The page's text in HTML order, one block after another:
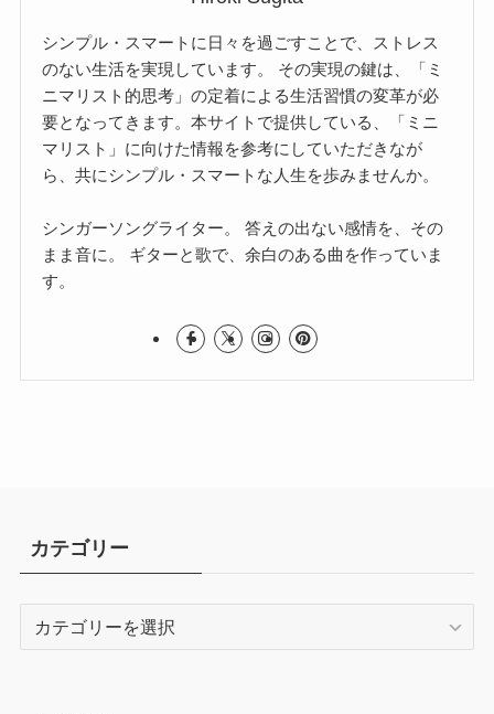
シンプル・スマートに日々を過ごすことで、ストレス
のない生活を実現しています。 その実現の鍵は、「ミ
ニマリスト的思考」の定着による生活習慣の変革が必
要となってきます。本サイトで提供している、「ミニ
マリスト」に向けた情報を参考にしていただきなが
ら、共にシンプル・スマートな人生を歩みませんか。
シンガーソングライター。 答えの出ない感情を、その
まま音に。 ギターと歌で、余白のある曲を作っていま
す。
カテゴリー